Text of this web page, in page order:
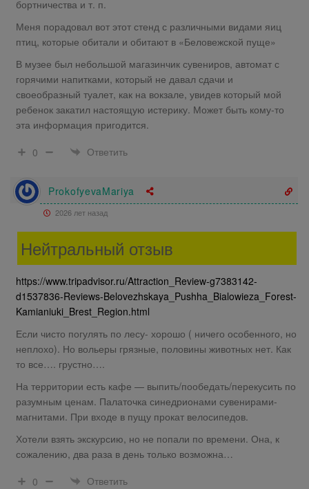
бортничества и т. п.
Меня порадовал вот этот стенд с различными видами яиц
птиц, которые обитали и обитают в «Беловежской пуще»
В музее был небольшой магазинчик сувениров, автомат с
горячими напитками, который не давал сдачи и
своеобразный туалет, как на вокзале, увидев который мой
ребенок закатил настоящую истерику. Может быть кому-то
эта информация пригодится.
0
Ответить
ProkofyevaMariya
2026 лет назад
Нейтральный отзыв
https://www.tripadvisor.ru/Attraction_Review-g7383142-
d1537836-Reviews-Belovezhskaya_Pushha_Bialowieza_Forest-
Kamianiuki_Brest_Region.html
Если чисто погулять по лесу- хорошо ( ничего особенного, но
неплохо). Но вольеры грязные, половины животных нет. Как
то все…. грустно….
На территории есть кафе — выпить/пообедать/перекусить по
разумным ценам. Палаточка синедрионами сувенирами-
магнитами. При входе в пущу прокат велосипедов.
Хотели взять экскурсию, но не попали по времени. Она, к
сожалению, два раза в день только возможна…
0
Ответить